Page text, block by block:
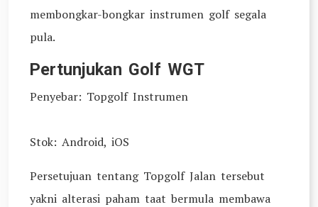
membongkar-bongkar instrumen golf segala
pula.
Pertunjukan Golf WGT
Penyebar: Topgolf Instrumen
Stok: Android, iOS
Persetujuan tentang Topgolf Jalan tersebut
yakni alterasi paham taat bermula membawa